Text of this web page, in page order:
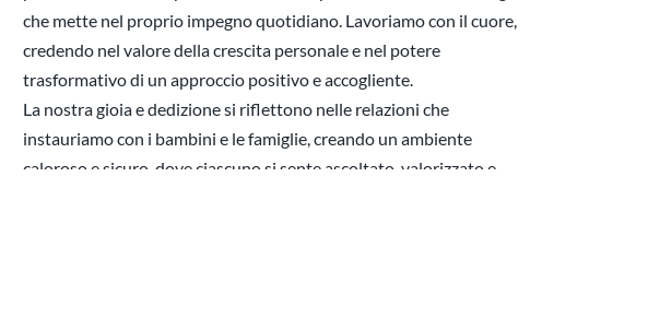
che mette nel proprio impegno quotidiano. Lavoriamo con il cuore,
credendo nel valore della crescita personale e nel potere
trasformativo di un approccio positivo e accogliente.
La nostra gioia e dedizione si riflettono nelle relazioni che
instauriamo con i bambini e le famiglie, creando un ambiente
caloroso e sicuro, dove ciascuno si sente ascoltato, valorizzato e